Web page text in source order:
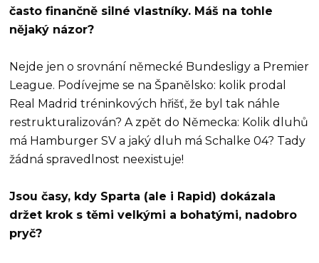
často finančně silné vlastníky. Máš na tohle
nějaký názor?
Nejde jen o srovnání německé Bundesligy a Premier
League. Podívejme se na Španělsko: kolik prodal
Real Madrid tréninkových hřišť, že byl tak náhle
restrukturalizován? A zpět do Německa: Kolik dluhů
má Hamburger SV a jaký dluh má Schalke 04? Tady
žádná spravedlnost neexistuje!
Jsou časy, kdy Sparta (ale i Rapid) dokázala
držet krok s těmi velkými a bohatými, nadobro
pryč?